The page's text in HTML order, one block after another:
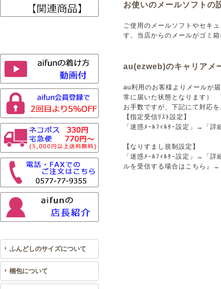
ふんどしのサイズについて
梱包について
お使いのメールソフトの
ご使用のメールソフトやセキ
す。当店からのメールがゴミ
au(ezweb)のキャリアメ
au利用のお客様よりメールが
常に届いた状態となります）
お手数ですが、下記にて対応
【指定受信ﾘｽﾄ設定】
「迷惑ﾒｰﾙﾌｨﾙﾀｰ設定」→「
【なりすまし規制設定】
「迷惑ﾒｰﾙﾌｨﾙﾀｰ設定」→「
ルを受信する場合はこち